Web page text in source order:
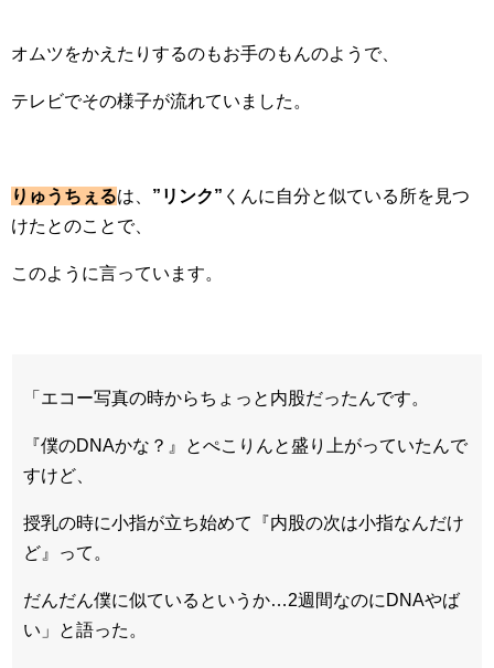
オムツをかえたりするのもお手のもんのようで、
テレビでその様子が流れていました。
りゅうちぇるは、 ”リンク” くんに自分と似ている所を見つ
けたとのことで、
このように言っています。
「エコー写真の時からちょっと内股だったんです。
『僕のDNAかな？』とぺこりんと盛り上がっていたんで
すけど、
授乳の時に小指が立ち始めて『内股の次は小指なんだけ
ど』って。
だんだん僕に似ているというか…2週間なのにDNAやば
い」と語った。